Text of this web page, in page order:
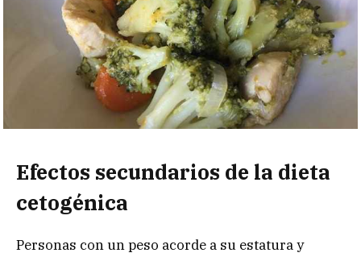
Efectos secundarios de la dieta
cetogénica
Personas con un peso acorde a su estatura y